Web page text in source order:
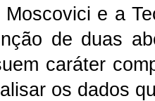
e a
de duas
caráter
os dados